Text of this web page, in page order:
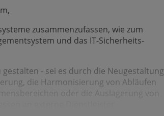
zusammen­zu­fassen, wie zum
und das IT-Sicherheits­
- sei es durch die Neu­gestaltung
die Harmonisierung von Abläufen